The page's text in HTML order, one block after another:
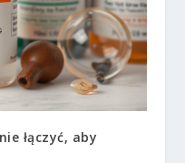
łączyć, aby